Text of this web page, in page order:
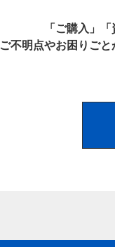
「ご購入」
ご不明点やお困りご